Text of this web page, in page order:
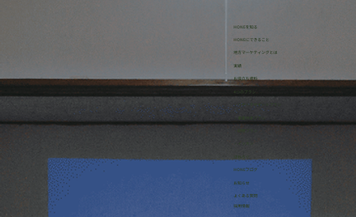
HONEを知る
HONEにできること
地方マーケティングとは
実績
お役立ち資料
・リサーチサポートプラン
・事業伴走プラン
ほねろぐ
HONEブログ
​お知らせ
よくある質問
採用情報